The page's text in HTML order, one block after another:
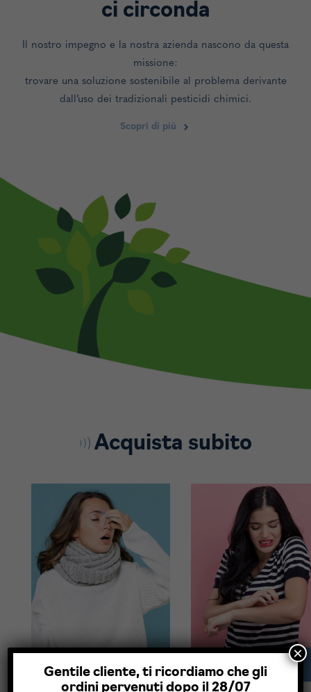
ci circonda
Il nostro impegno e la nostra azienda nascono da questa
missione:
trovare una soluzione sostenibile al problema derivante
dall’uso dei tradizionali pesticidi chimici.
Scopri di più
infestanti.
Acquista subito
Anti Acari Anti Zanzare
Gentile cliente, ti ricordiamo che gli
ordini pervenuti dopo il 28/07
×